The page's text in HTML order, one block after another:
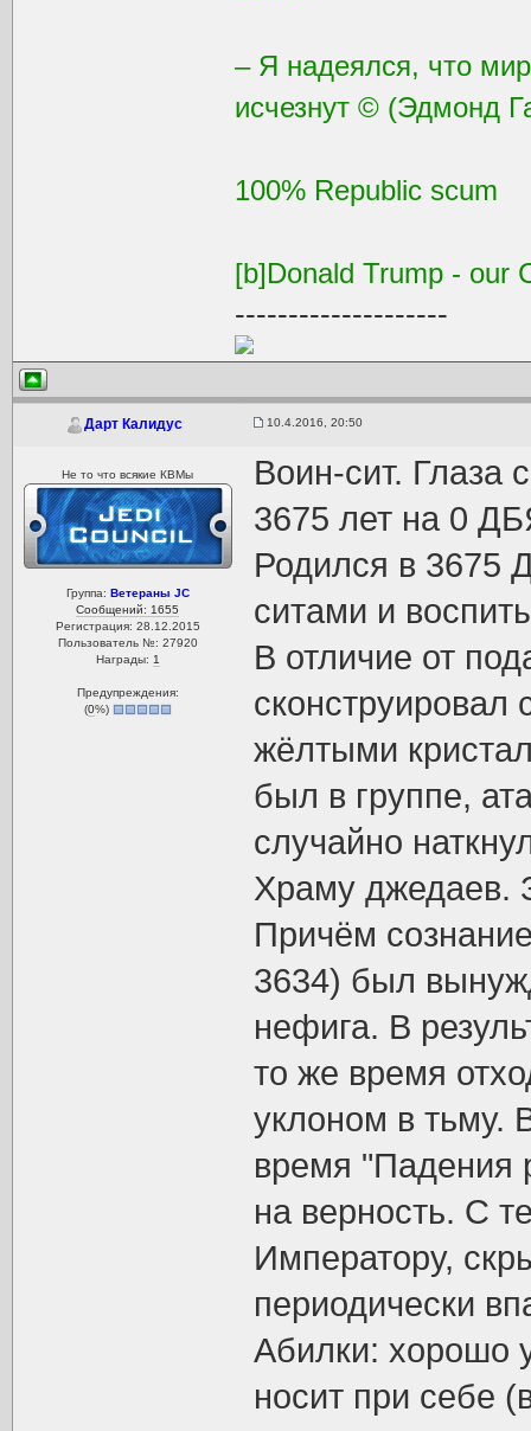
– Я надеялся, что
исчезнут © (Эдмонд
100% Republic scum
[b]Donald Trump - our
--------------------
Дарт Калидус 10.4.2016, 20:50
Не то что всякие КВМы
Группа: Ветераны JC
Сообщений: 1655
Регистрация: 28.12.2015
Пользователь №: 27920
Награды: 1
Предупреждения:
(0%)
Воин-сит. Глаза
3675 лет на 0
Родился в 3675
ситами и
В отличие от
сконструировал
жёлтыми
был в группе,
случайно
Храму джедаев.
Причём
3634) был
нефига. В
то же время
уклоном в
время "Падения
на верность. С
Императору,
периодически
Абилки: хорошо
носит при себе